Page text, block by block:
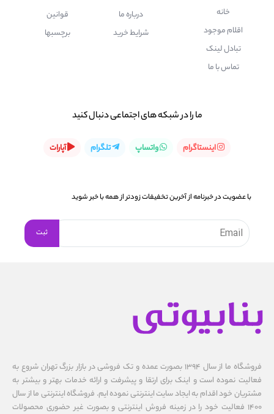
خانه
اقلام موجود
تبادل لینک
تماس با ما
درباره ما
شرایط خرید
قوانین
برچسبها
ما را در شبكه های اجتماعی دنبال کنید
اینستاگرام واتساپ تلگرام آپارات
با عضویت در خبرنامه از آخرین تخفیفات زودتر از همه با خبر شوید
فروشگاه ما از سال ۱۳۹۴ بصورت عمده و تک فروشی در بازار بزرگ تهران شروع به
فعالیت نموده است و اینک برای ارتقا و پیشرفت و ارائه خدمات بهتر و بیشتر به
مشتریان خود اقدام به ایجاد سایت اینترنتی نموده ایم. فروشگاه اینترنتی ما از سال
1400 فعالیت خود را در زمینه فروش اینترنتی و بصورت غیر حضوری محصولات